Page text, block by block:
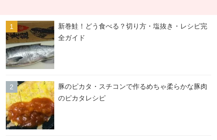
新巻鮭！どう食べる？切り方・塩抜き・レシピ完
全ガイド
豚のピカタ・スチコンで作るめちゃ柔らかな豚肉
のピカタレシピ